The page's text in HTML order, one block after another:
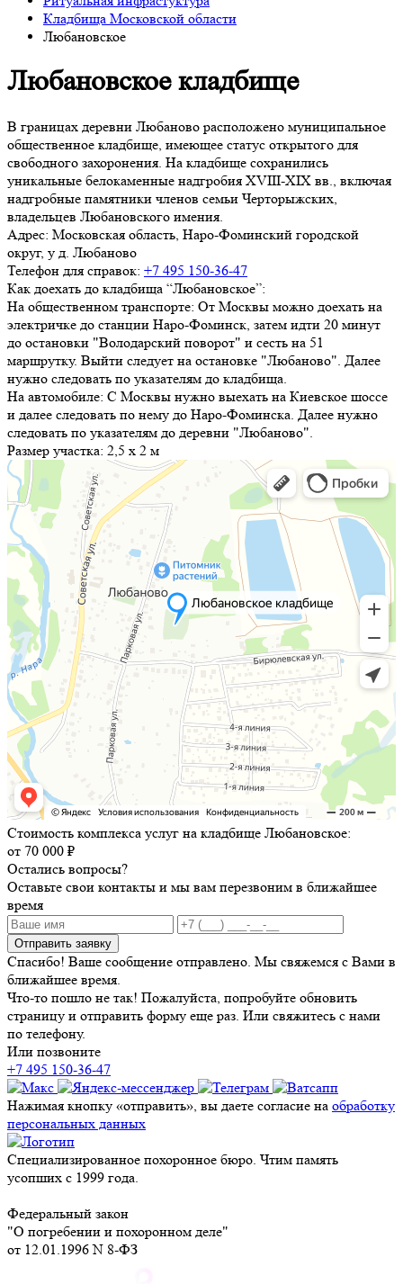
Кладбища Московской области
Любановское
Любановское кладбище
В границах деревни Любаново расположено муниципальное
общественное кладбище, имеющее статус открытого для
свободного захоронения. На кладбище сохранились
уникальные белокаменные надгробия XVIII-XIX вв., включая
надгробные памятники членов семьи Черторыжских,
владельцев Любановского имения.
Адрес: Московская область, Наро-Фоминский городской
округ, у д. Любаново
Телефон для справок: +7 495 150-36-47
Как доехать до кладбища “Любановское”:
На общественном транспорте: От Москвы можно доехать на
электричке до станции Наро-Фоминск, затем идти 20 минут
до остановки "Володарский поворот" и сесть на 51
маршрутку. Выйти следует на остановке "Любаново". Далее
нужно следовать по указателям до кладбища.
На автомобиле: С Москвы нужно выехать на Киевское шоссе
и далее следовать по нему до Наро-Фоминска. Далее нужно
следовать по указателям до деревни "Любаново".
Размер участка: 2,5 х 2 м
Стоимость комплекса услуг на кладбище Любановское:
от 70 000 ₽
Остались вопросы?
Оставьте свои контакты и мы вам перезвоним в ближайшее
время
Отправить заявку
Спасибо! Ваше сообщение отправлено. Мы свяжемся с Вами в
ближайшее время.
Что-то пошло не так! Пожалуйста, попробуйте обновить
страницу и отправить форму еще раз. Или свяжитесь с нами
по телефону.
Или позвоните
+7 495 150-36-47
Нажимая кнопку «отправить», вы даете согласие на обработку
персональных данных
Специализированное похоронное бюро. Чтим память
усопших с 1999 года.
Федеральный закон
"О погребении и похоронном деле"
от 12.01.1996 N 8-ФЗ